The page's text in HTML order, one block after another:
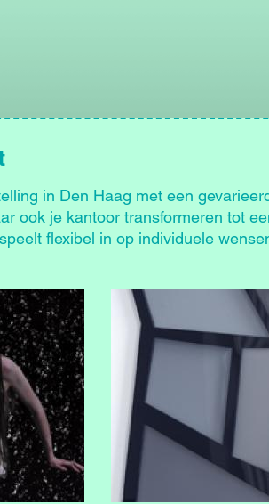
in Den Haag met een
ook je kantoor transformeren tot
flexibel in op individuele
Afbeelding